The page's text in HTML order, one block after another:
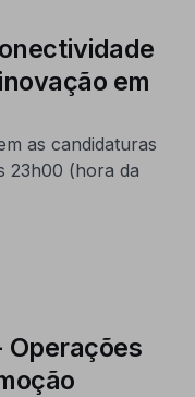
em
as candidaturas
23h00 (hora da
Operações